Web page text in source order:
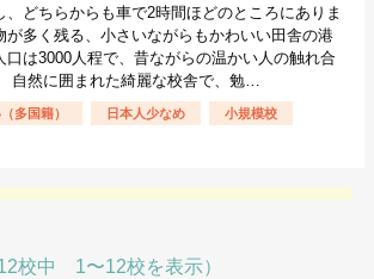
、どちらからも車で2時間ほどのところにありま
が多く残る、小さいながらもかわいい田舎の港
口は3000人程で、昔ながらの温かい人の触れ合
自然に囲まれた綺麗な校舎で、勉…
多国籍） 日本人少なめ 小規模校
校中 1〜12校を表示）